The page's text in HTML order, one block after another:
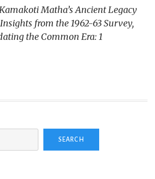
Matha’s Ancient Legacy
from the 1962-63 Survey,
the Common Era: 1
SEARCH